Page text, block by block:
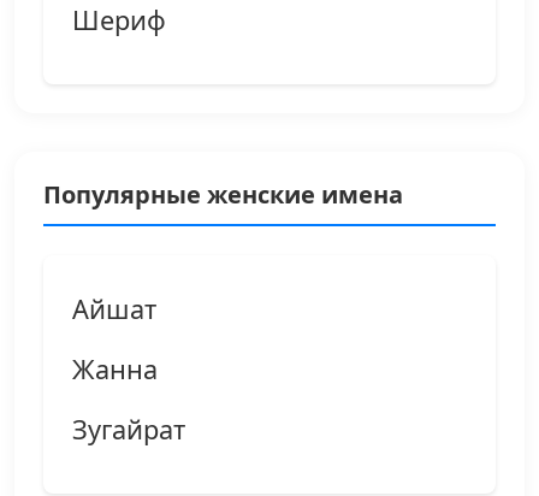
Шериф
Популярные женские имена
Айшат
Жанна
Зугайрат